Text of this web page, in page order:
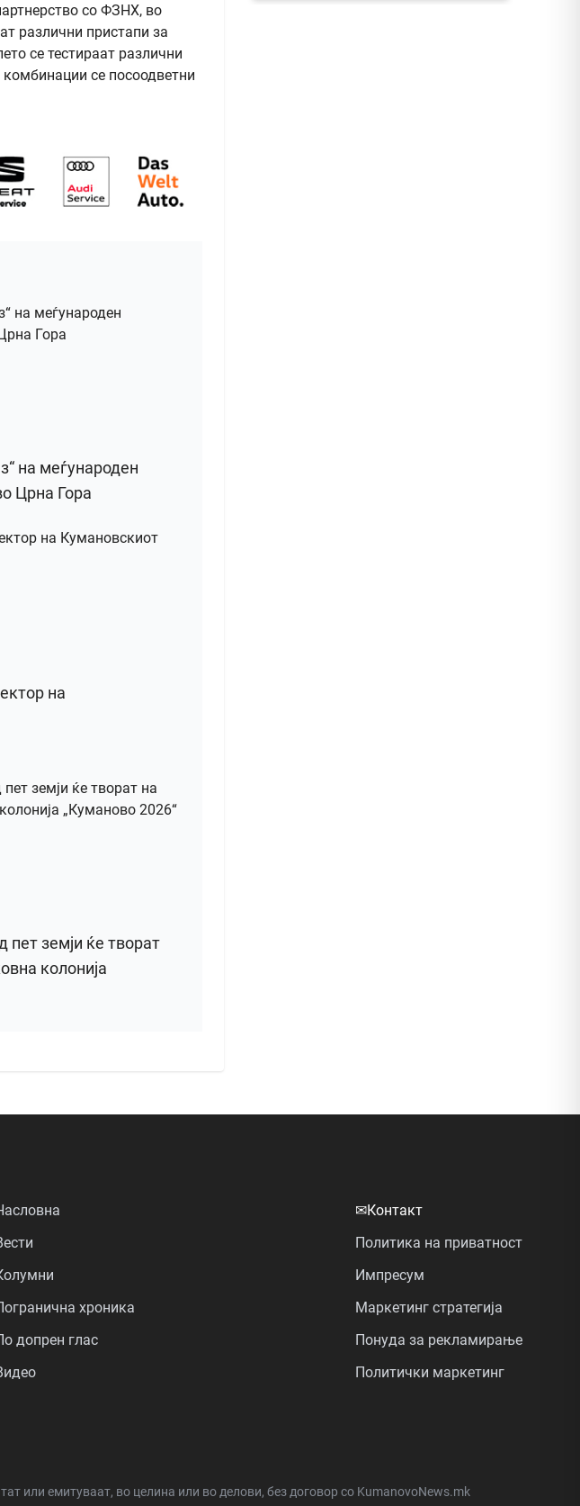
со ФЗНХ, во
различни пристапи за
се тестираат различни
се посоодветни
на меѓународен
Црна Гора
на
пет земји ќе творат
колонија
хроника
допрен глас
✉Контакт
Политика на приватност
Импресум
Маркетинг стратегија
Понуда за рекламирање
Политички маркетинг
или емитуваат, во целина или во делови, без договор со KumanovoNews.mk